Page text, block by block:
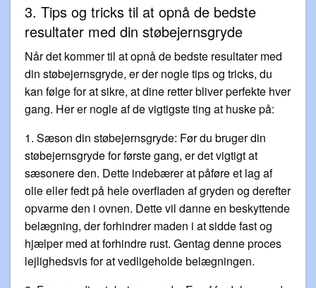
3. Tips og tricks til at opnå de bedste
resultater med din støbejernsgryde
Når det kommer til at opnå de bedste resultater med
din støbejernsgryde, er der nogle tips og tricks, du
kan følge for at sikre, at dine retter bliver perfekte hver
gang. Her er nogle af de vigtigste ting at huske på:
1. Sæson din støbejernsgryde: Før du bruger din
støbejernsgryde for første gang, er det vigtigt at
sæsonere den. Dette indebærer at påføre et lag af
olie eller fedt på hele overfladen af gryden og derefter
opvarme den i ovnen. Dette vil danne en beskyttende
belægning, der forhindrer maden i at sidde fast og
hjælper med at forhindre rust. Gentag denne proces
lejlighedsvis for at vedligeholde belægningen.